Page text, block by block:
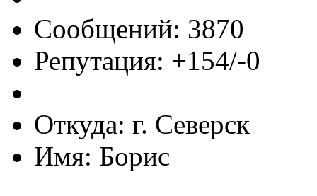
Сообщений: 3870
Репутация: +154/-0
Откуда: г. Северск
Имя: Борис